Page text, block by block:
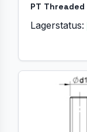
Lagerstatus: